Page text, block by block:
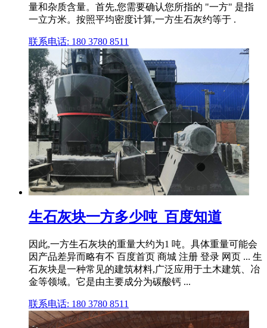
量和杂质含量。首先,您需要确认您所指的 "一方" 是指
一立方米。按照平均密度计算,一方生石灰约等于 .
联系电话: 180 3780 8511
生石灰块一方多少吨_百度知道
因此,一方生石灰块的重量大约为1 吨。具体重量可能会
因产品差异而略有不 百度首页 商城 注册 登录 网页 ... 生
石灰块是一种常见的建筑材料,广泛应用于土木建筑、冶
金等领域。它是由主要成分为碳酸钙 ...
联系电话: 180 3780 8511